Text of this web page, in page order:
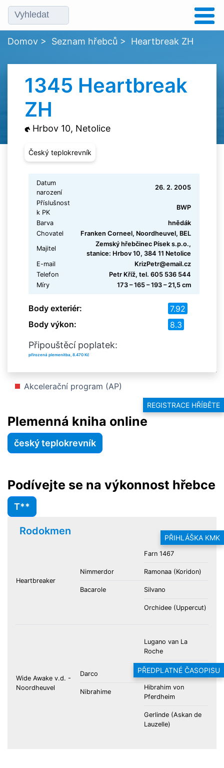
REGISTRACE HŘÍBĚTE
PŘIHLÁŠKA KMK
PŘEDPLATNÉ ČASOPISU
Domov > Seznam hřebců > Heartbreak ZH
1345 Heartbreak
ZH
Hrbov 10, Netolice
Český teplokrevník
Datum
narození
26. 2. 2005
Příslušnost
k PK
BWP
Barva
hnědák
Chovatel
Franken Corneel, Noordheuvel, BEL
Majitel
Zemský hřebčinec Písek s.p.o.,
stanice: Hrbov 10, 384 11 Netolice
E-mail
KrizPetr@email.cz
Telefon
Petr Kříž, tel. 605 536 544
Míry
173 – 165 – 193 – 21,5 cm
Body exteriér:
7.92
Body výkon:
8.3
Připouštěcí poplatek:
přirozená plemenitba, 8.470 Kč
Akcelerační program (AP)
Plemenná kniha online
český teplokrevník
Podívejte se na výkonnost hřebce
T**
Rodokmen
Heartbreaker
Nimmerdor
Bacarole
Farn 1467
Ramonaa (Koridon)
Silvano
Orchidee (Uppercut)
Wide Awake v.d. -
Noordheuvel
Darco
Nibrahime
Lugano van La
Roche
Ocoucha (Codex)
Hibrahim von
Pferdheim
Gerlinde (Askan de
Lauzelle)